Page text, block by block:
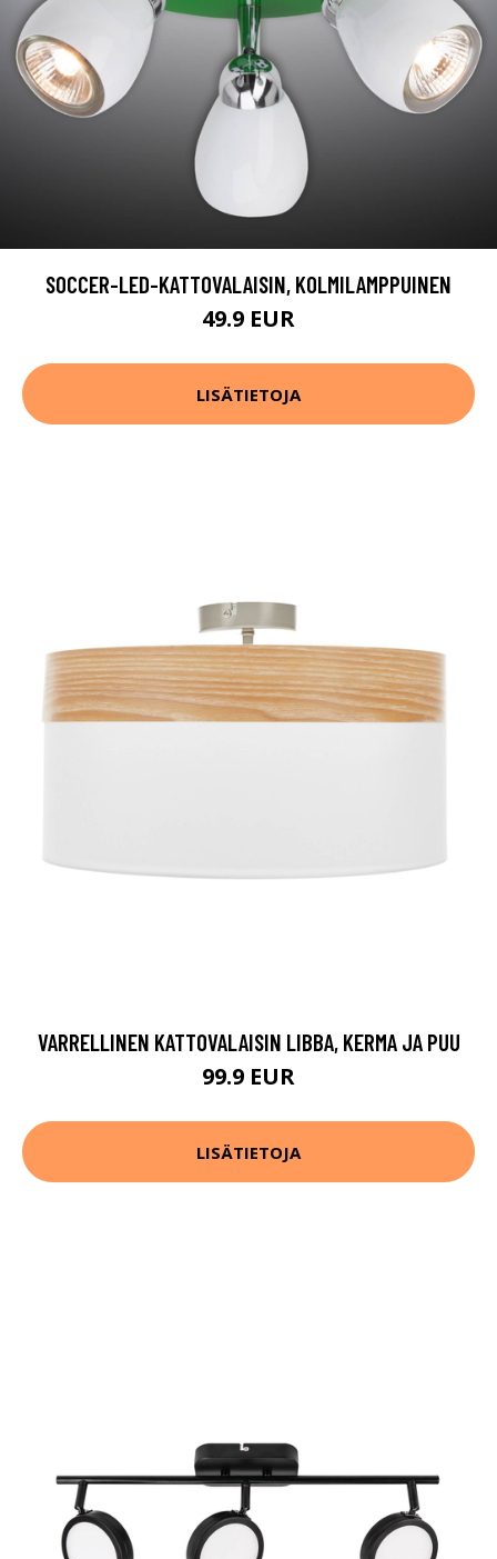
SOCCER-LED-KATTOVALAISIN, KOLMILAMPPUINEN
49.9 EUR
LISÄTIETOJA
VARRELLINEN KATTOVALAISIN LIBBA, KERMA JA PUU
99.9 EUR
LISÄTIETOJA